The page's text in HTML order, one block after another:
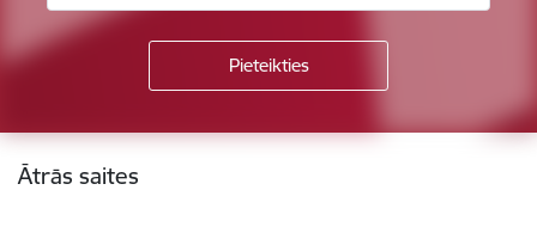
Kājene
Ātrās saites